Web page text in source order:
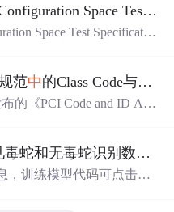
管理配置项，Base.cs封
间线管理上存在明显局
的背景——一个专为.NET
PCI Express Architecture Configuration Space Test Specification Revision 5.0, Version 1.0 (CB).pdf
Space Test Specificatio
范中的Class Code与Capability ID分配：设备功能分类及扩展能力标识系统设计
的《PCI Code and ID Assi
带标注的东南亚16种常见毒蛇和无毒蛇识别数据集， 识别率73.4%，7593张图，支持yolo
，训练模型代码可点击查